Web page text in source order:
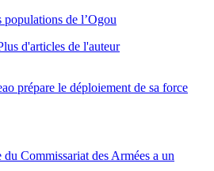
de l’Ogou
d'articles de l'auteur
prépare le déploiement de sa force
Commissariat des Armées a un